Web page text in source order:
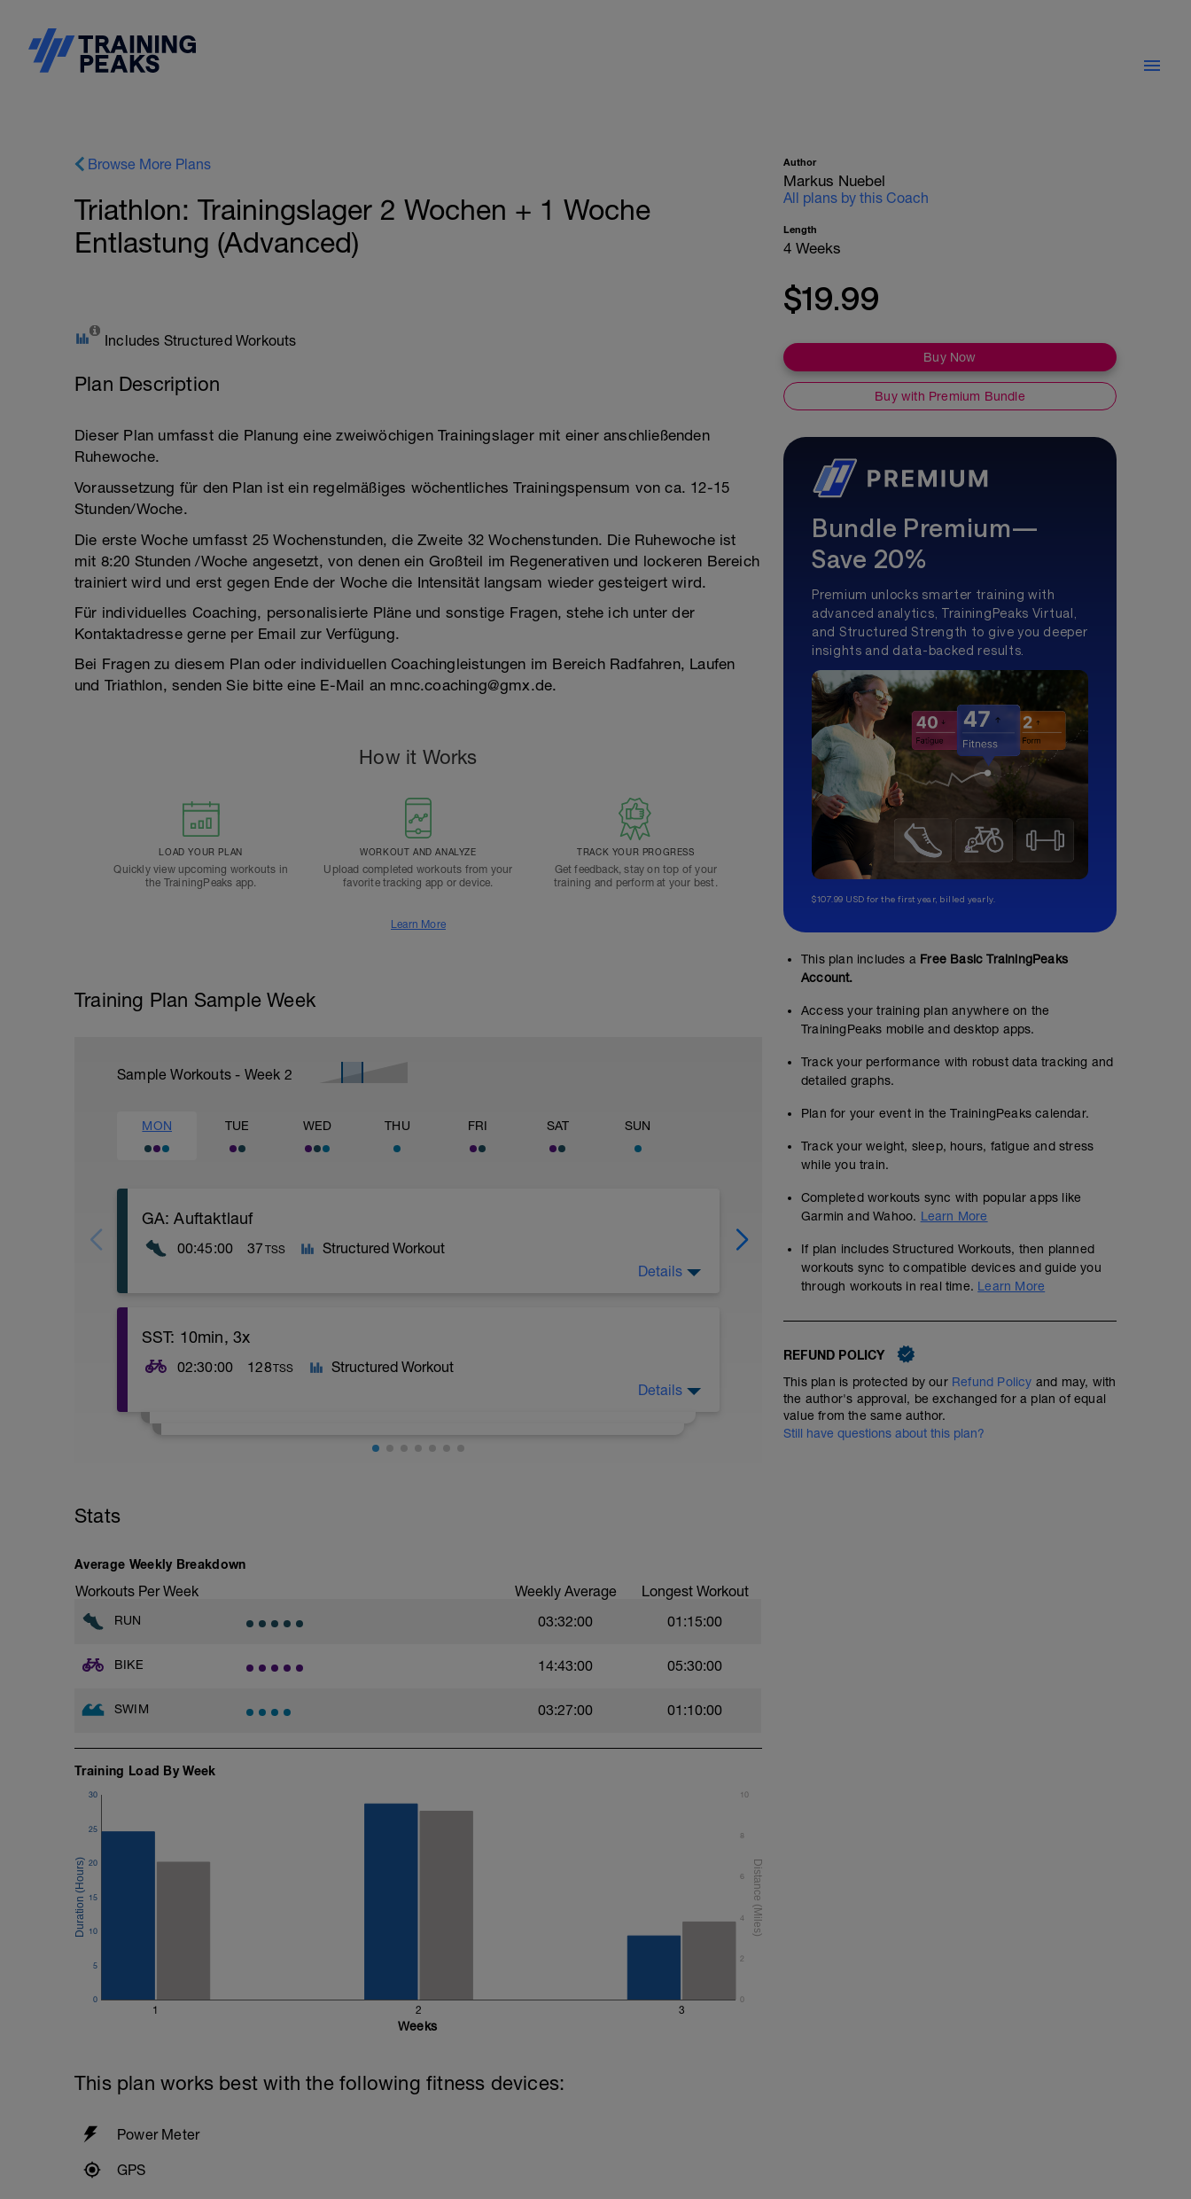
Browse More Plans
Triathlon: Trainingslager 2 Wochen + 1 Woche
Entlastung (Advanced)
Includes Structured Workouts
Plan Description
Dieser Plan umfasst die Planung eine zweiwöchigen Trainingslager mit einer anschließenden
Ruhewoche.
Voraussetzung für den Plan ist ein regelmäßiges wöchentliches Trainingspensum von ca. 12-15
Stunden/Woche.
Die erste Woche umfasst 25 Wochenstunden, die Zweite 32 Wochenstunden. Die Ruhewoche ist
mit 8:20 Stunden /Woche angesetzt, von denen ein Großteil im Regenerativen und lockeren Bereich
trainiert wird und erst gegen Ende der Woche die Intensität langsam wieder gesteigert wird.
Für individuelles Coaching, personalisierte Pläne und sonstige Fragen, stehe ich unter der
Kontaktadresse gerne per Email zur Verfügung.
Bei Fragen zu diesem Plan oder individuellen Coachingleistungen im Bereich Radfahren, Laufen
und Triathlon, senden Sie bitte eine E-Mail an mnc.coaching@gmx.de.
How it Works
LOAD YOUR PLAN
Quickly view upcoming workouts in
the TrainingPeaks app.
WORKOUT AND ANALYZE
Upload completed workouts from your
favorite tracking app or device.
TRACK YOUR PROGRESS
Get feedback, stay on top of your
training and perform at your best.
Learn More
Training Plan Sample Week
Sample Workouts - Week 2
MON TUE WED THU FRI SAT SUN
GA: Auftaktlauf
00:45:00 37 TSS Structured Workout
Bitte nicht komplett nüchtern!
Details
SST: 10min, 3x
02:30:00 128TSS Structured Workout
Rest ausfahren
Details
GA: Base
03:30:00 148TSS Structured Workout
Grundlage, nach Gefühl, Tagesform und
00:50:00
Lauf in Grundlage mit
Stats
Average Weekly Breakdown
Workouts Per Week Weekly Average Longest Workout
RUN 03:32:00 01:15:00
BIKE 14:43:00 05:30:00
SWIM 03:27:00 01:10:00
Training Load By Week
1 2 3
0
5
10
15
20
25
30
0
2
4
6
8
10
Weeks
This plan works best with the following fitness devices:
Power Meter
GPS
Author
Markus Nuebel
All plans by this Coach
Length
4 Weeks
$19.99
Buy Now
Buy with Premium Bundle
Bundle Premium—
Save 20%
Premium unlocks smarter training with
advanced analytics, TrainingPeaks Virtual,
and Structured Strength to give you deeper
insights and data-backed results.
$107.99 USD for the first year, billed yearly.
This plan includes a Free Basic TrainingPeaks
Account.
Access your training plan anywhere on the
TrainingPeaks mobile and desktop apps.
Track your performance with robust data tracking and
detailed graphs.
Plan for your event in the TrainingPeaks calendar.
Track your weight, sleep, hours, fatigue and stress
while you train.
Completed workouts sync with popular apps like
Garmin and Wahoo. Learn More
If plan includes Structured Workouts, then planned
workouts sync to compatible devices and guide you
through workouts in real time. Learn More
REFUND POLICY
This plan is protected by our Refund Policy and may, with
the author's approval, be exchanged for a plan of equal
value from the same author.
Still have questions about this plan?